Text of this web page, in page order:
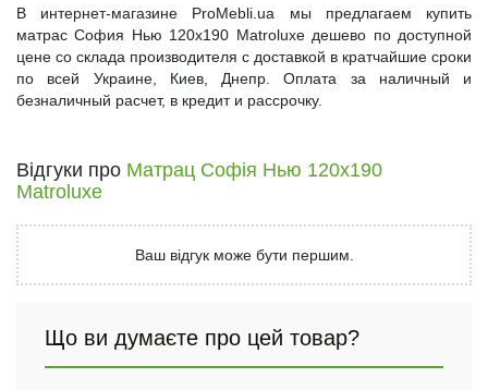
В интернет-магазине ProMebli.ua мы предлагаем купить
матрас София Нью 120x190 Matroluxe дешево по доступной
цене со склада производителя с доставкой в кратчайшие сроки
по всей Украине, Киев, Днепр. Оплата за наличный и
безналичный расчет, в кредит и рассрочку.
Відгуки про Матрац Софія Нью 120x190
Matroluxe
Ваш відгук може бути першим.
Що ви думаєте про цей товар?